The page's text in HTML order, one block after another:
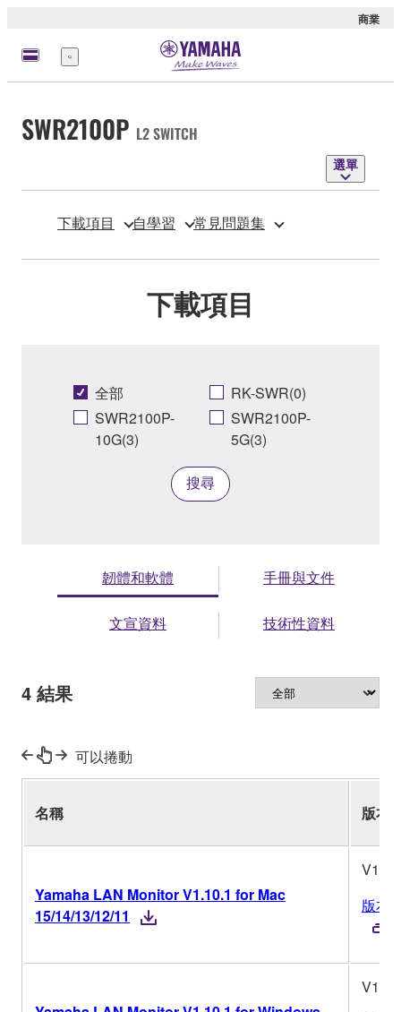
商業
選
單
SWR2100P L2 SWITCH
選單
下載項目 自學習 常見問題集
下載項目
全部
RK-SWR(0)
SWR2100P-
10G(3)
SWR2100P-
5G(3)
搜尋
韌體和軟體 手冊與文件
文宣資料 技術性資料
4 結果
可以捲動
名稱 版本
Yamaha LAN Monitor V1.10.1 for Mac
15/14/13/12/11
版本